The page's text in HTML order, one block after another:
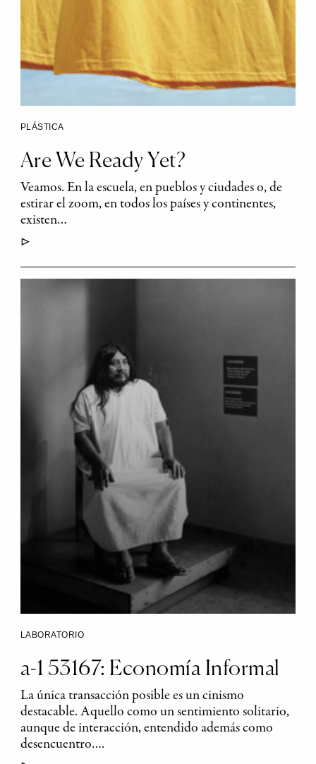
PLÁSTICA
Are We Ready Yet?
Veamos. En la escuela, en pueblos y ciudades o, de
estirar el zoom, en todos los países y continentes,
existen…
▷
LABORATORIO
a-1 53167: Economía Informal
La única transacción posible es un cinismo
destacable. Aquello como un sentimiento solitario,
aunque de interacción, entendido además como
desencuentro….